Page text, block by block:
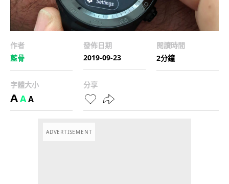
作者
藍骨
發佈日期
2019-09-23
閱讀時間
2分鐘
字體大小
AAA
分享
ADVERTISEMENT